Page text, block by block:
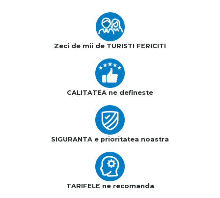
Zeci de mii de TURISTI FERICITI
CALITATEA ne defineste
SIGURANTA e prioritatea noastra
TARIFELE ne recomanda